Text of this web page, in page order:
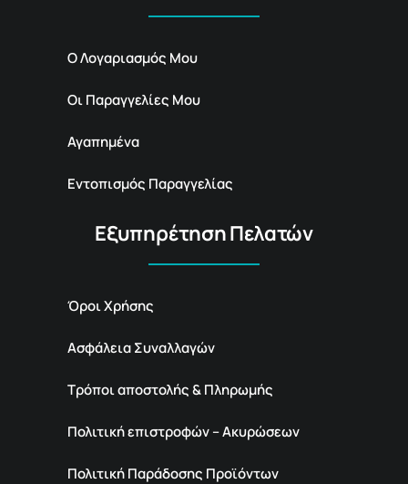
Ο Λογαριασμός Μου
Οι Παραγγελίες Μου
Αγαπημένα
Εντοπισμός Παραγγελίας
Εξυπηρέτηση Πελατών
Όροι Χρήσης
Ασφάλεια Συναλλαγών
Τρόποι αποστολής & Πληρωμής
Πολιτική επιστροφών – Ακυρώσεων
Πολιτική Παράδοσης Προϊόντων